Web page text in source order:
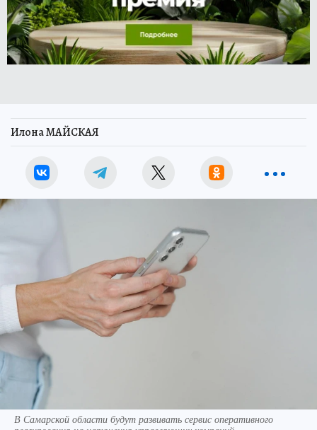
Илона МАЙСКАЯ
В Самарской области будут развивать сервис оперативного